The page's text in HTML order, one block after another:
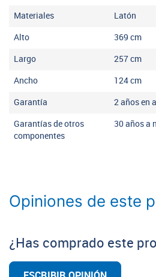
Materiales Latón
Alto 369 cm
Largo 257cm
Ancho 124cm
Garantía 2 años en
Garantías de otros
componentes
30 años a
Opiniones de este
¿Has comprado este